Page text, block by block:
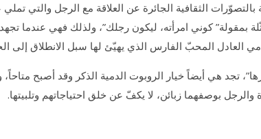
الثقافية الجائرة عن العلاقة مع الرجل والتي
بمقولة” كوني امرأته، ليكون رجلك”، ولذلك فهي عندما
العادل المحبّ الفارس الذي يهيّئ لها سبل الانطلاق إلى
تجد هي أيضاً خيار الروبوت الدمية الذكر وقد أصبح
والرجل بوصفهما زبائن، لا يكفّ عن خلق احتياجاتهم وتلبيتها.